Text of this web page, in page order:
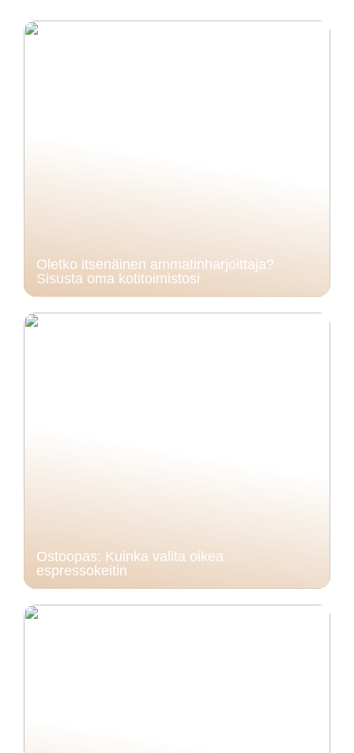
Oletko itsenäinen ammatinharjoittaja?
Sisusta oma kotitoimistosi
Ostoopas: Kuinka valita oikea
espressokeitin